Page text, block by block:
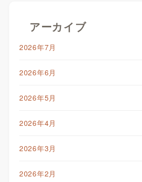
アーカイブ
2026年7月
2026年6月
2026年5月
2026年4月
2026年3月
2026年2月